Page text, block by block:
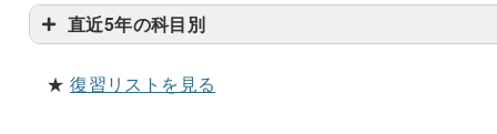
直近5年の科目別
★復習リストを見る